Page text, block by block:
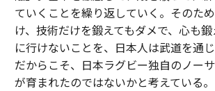
ていくことを繰り返していく。そのた
け、技術だけを鍛えてもダメで、心も
に行けないことを、日本人は武道を通じ
だからこそ、日本ラグビー独自のノー
が育まれたのではないかと考えている。